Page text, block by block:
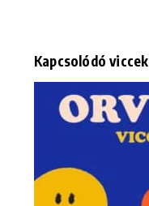
Kapcsolódó viccek